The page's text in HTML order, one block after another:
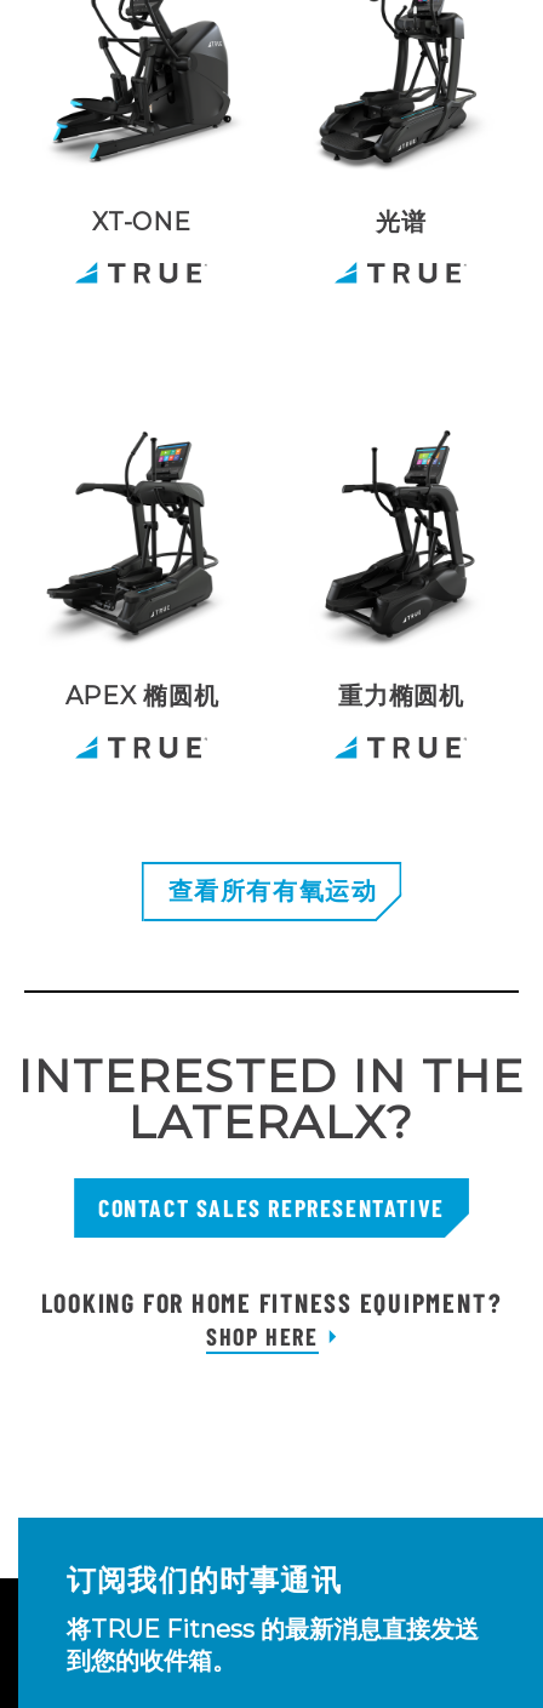
XT-ONE 光谱
APEX 椭圆机 重力椭圆机
查看所有有氧运动
INTERESTED IN THE
LATERALX?
CONTACT SALES REPRESENTATIVE
LOOKING FOR HOME FITNESS EQUIPMENT?
SHOP HERE
订阅我们的时事通讯
将TRUE Fitness 的最新消息直接发送
到您的收件箱。